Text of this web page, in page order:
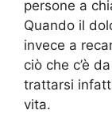
persone a
Quando il
invece a
ciò che c’è
trattarsi
vita.